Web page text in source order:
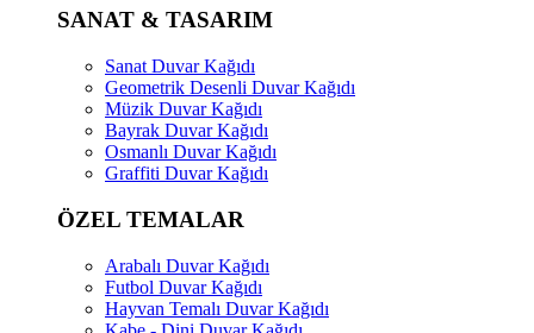
SANAT & TASARIM
Sanat Duvar Kağıdı
Geometrik Desenli Duvar Kağıdı
Müzik Duvar Kağıdı
Bayrak Duvar Kağıdı
Osmanlı Duvar Kağıdı
Graffiti Duvar Kağıdı
ÖZEL TEMALAR
Arabalı Duvar Kağıdı
Futbol Duvar Kağıdı
Hayvan Temalı Duvar Kağıdı